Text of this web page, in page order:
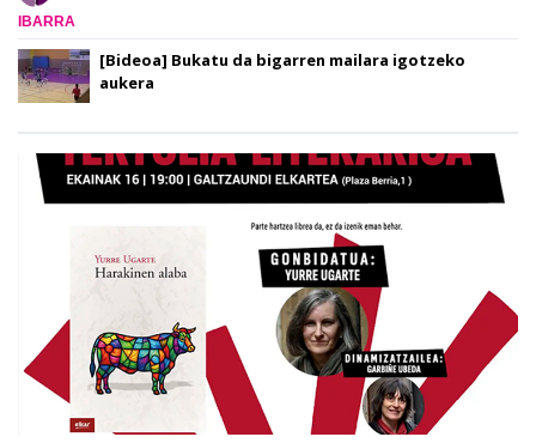
IBARRA
[Bideoa] Bukatu da bigarren mailara igotzeko
aukera